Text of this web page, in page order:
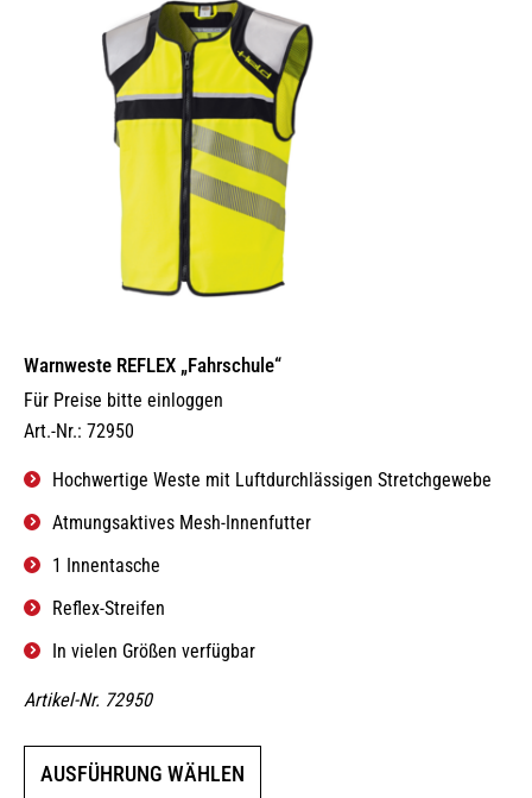
Warnweste REFLEX „Fahrschule“
Für Preise bitte einloggen
Art.-Nr.: 72950
Hochwertige Weste mit Luftdurchlässigen Stretchgewebe
Atmungsaktives Mesh-Innenfutter
1 Innentasche
Reflex-Streifen
In vielen Größen verfügbar
Artikel-Nr. 72950
AUSFÜHRUNG WÄHLEN